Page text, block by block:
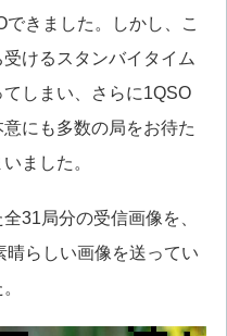
きました。しかし、こ
けるスタンバイタイム
しまい、さらに1QSO
にも多数の局をお待た
ました。
31局分の受信画像を、
らしい画像を送ってい